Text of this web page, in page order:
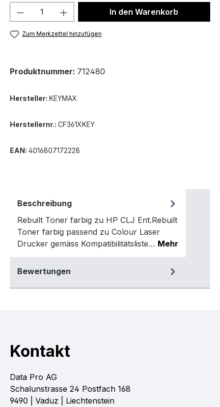
Produkt Anzahl: Gib denIn den Warenkorb
Zum Merkzettel hinzufügen
Produktnummer: 712480
Hersteller: KEYMAX
Herstellernr.: CF361XKEY
EAN: 4016807172228
Beschreibung
Rebuilt Toner farbig zu HP CLJ Ent.Rebuilt
Toner farbig passend zu Colour Laser
Drucker gemäss Kompatibilitätsliste… Mehr
Bewertungen
Kontakt
Data Pro AG
Schalunstrasse 24 Postfach 168
9490 | Vaduz | Liechtenstein